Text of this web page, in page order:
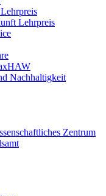
Lehrpreis
Nachhaltigkeit
Zentrum